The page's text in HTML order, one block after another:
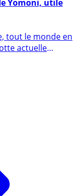
actuelle